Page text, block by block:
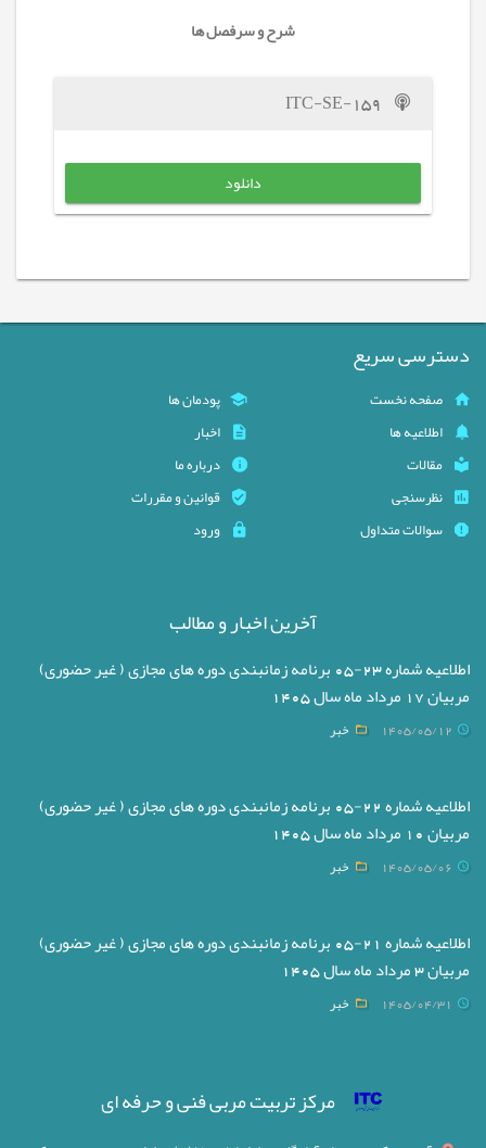
شرح و سرفصل ها
دانلود
دسترسی سریع
صفحه نخست
پودمان ها
اطلاعیه ها
اخبار
مقالات
درباره ما
نظرسنجی
قوانین و مقررات
سوالات متداول
ورود
آخرین اخبار و مطالب
اطلاعیه شماره 23-05 برنامه زمانبندی دوره های مجازی ( غیر حضوری)
مربیان 17 مرداد ماه سال 1405
1405/05/12 خبر
اطلاعیه شماره 22-05 برنامه زمانبندی دوره های مجازی ( غیر حضوری)
مربیان 10 مرداد ماه سال 1405
1405/05/06 خبر
اطلاعیه شماره 21-05 برنامه زمانبندی دوره های مجازی ( غیر حضوری)
مربیان 3 مرداد ماه سال 1405
1405/04/31 خبر
مرکز تربیت مربی فنی و حرفه ای